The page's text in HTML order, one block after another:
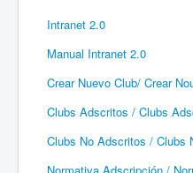
Intranet 2.0
Manual Intranet 2.0
Crear Nuevo Club/ Crear
Clubs Adscritos / Clubs
Clubs No Adscritos / Clubs
Normativa Adscripción /